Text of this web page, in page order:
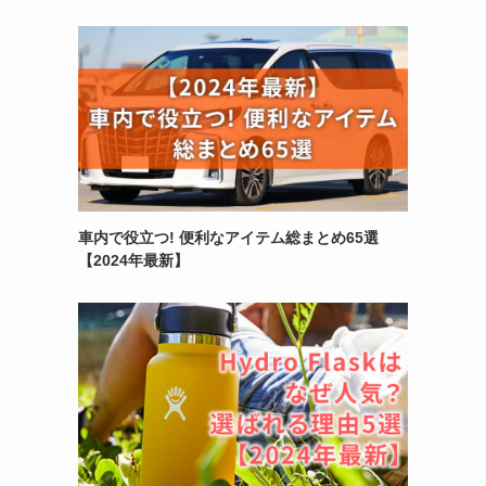
車内で役立つ! 便利なアイテム総まとめ65選
【2024年最新】